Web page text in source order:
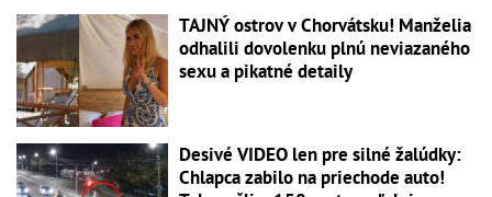
TAJNÝ ostrov v Chorvátsku! Manželia
odhalili dovolenku plnú neviazaného
sexu a pikatné detaily
Desivé VIDEO len pre silné žalúdky:
Chlapca zabilo na priechode auto!